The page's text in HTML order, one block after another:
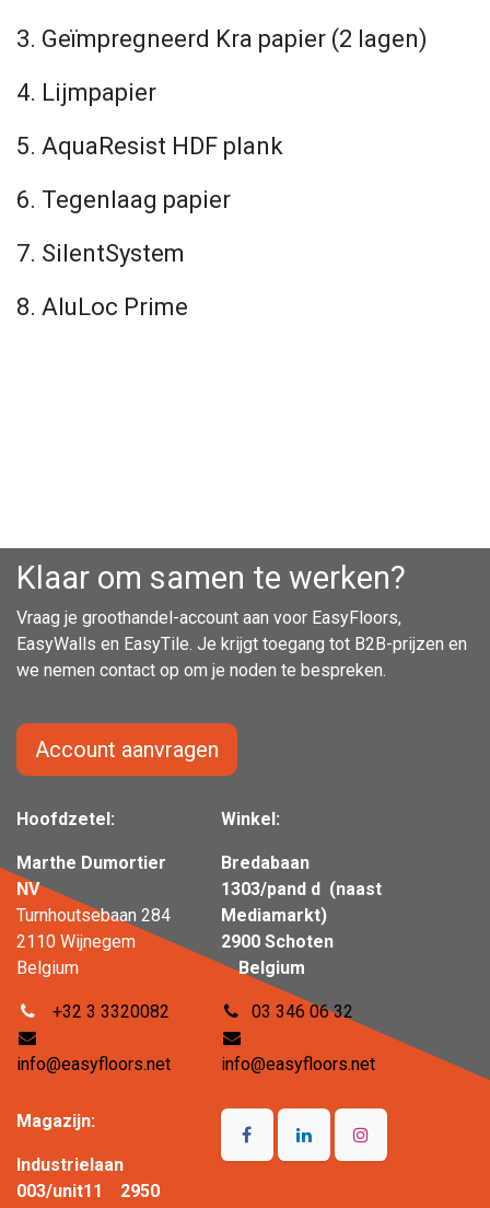
3. Geïmpregneerd Kra papier (2 lagen)
4. Lijmpapier
5. AquaResist HDF plank
6. Tegenlaag papier
7. SilentSystem
8. AluLoc Prime
Klaar om samen te werken?
Vraag je groothandel-account aan voor EasyFloors,
EasyWalls en EasyTile. Je krijgt toegang tot B2B-prijzen en
we nemen contact op om je noden te bespreken.
Hoofdzetel:
Marthe Dumortier
NV
Turnhoutsebaan 284
2110 Wijnegem
Belgium
+32 3 3320082
info@easyfloors.net
Winkel:
Bredabaan
1303/pand d (naast
Mediamarkt)
2900 Schoten
Belgium
03 346 06 32
info@easyfloors.net
Magazijn:
Industrielaan
003/unit11 2950
Account aanvragen